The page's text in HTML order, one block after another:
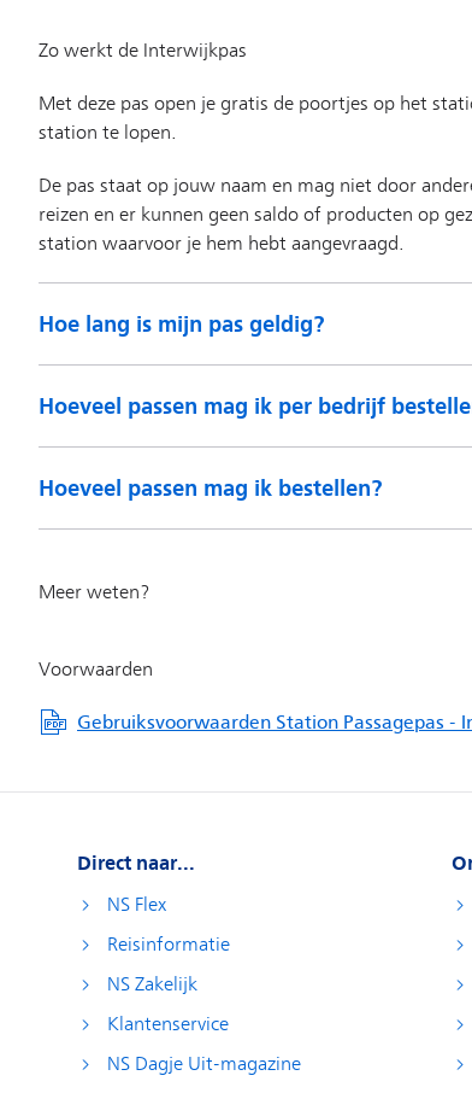
Direct naar...
NS Flex
Reisinformatie
NS Zakelijk
Klantenservice
NS Dagje Uit-magazine